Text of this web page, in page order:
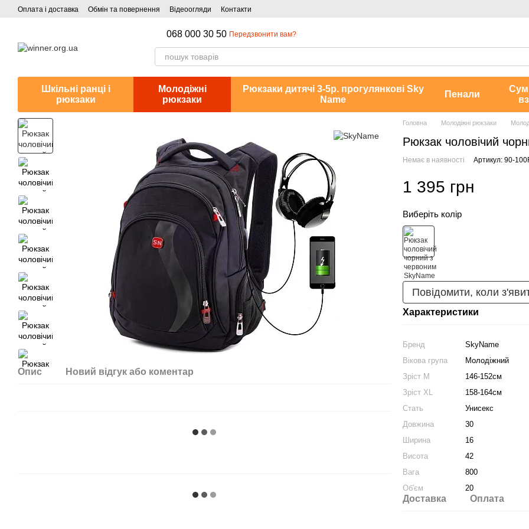
Перейти до основного контенту
Оплата і доставка Обмін та повернення Відеоогляди Контакти
068 000 30 50 Передзвонити вам?
Шкільні ранці і
рюкзаки
Молодіжні
рюкзаки
Рюкзаки дитячі 3-5р. прогулянкові Sky
Name
Пенали
Опис Новий відгук або коментар
Головна Молодіжні рюкзаки
Рюкзак чоловічий
Немає в наявності Артикул: 90-
1 395 грн
Виберіть колір
Повідомити, коли
Характеристики
Бренд
SkyName
Вікова група
Молодіжний
Зріст M
146-152см
Зріст XL
158-164см
Стать
Унисекс
Довжина
30
Ширина
16
Висота
42
Вага
800
Об'єм
20
Доставка Оплата